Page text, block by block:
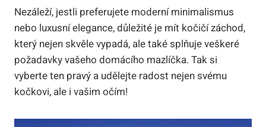
Nezáleží, jestli preferujete moderní minimalismus
nebo luxusní elegance, důležité je mít kočičí záchod,
který nejen skvěle vypadá, ale také splňuje veškeré
požadavky vašeho domácího mazlíčka. Tak si
vyberte ten pravý a udělejte radost nejen svému
kočkovi, ale i vašim očím!